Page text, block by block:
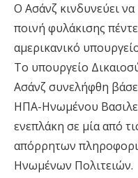
Ο Ασάνζ κινδυνεύει να
ποινή φυλάκισης
αμερικανικό
Το υπουργείο
Ασάνζ συνελήφθη
ΗΠΑ-Ηνωμένου
ενεπλάκη σε μία από
απόρρητων
Ηνωμένων Πολιτειών.